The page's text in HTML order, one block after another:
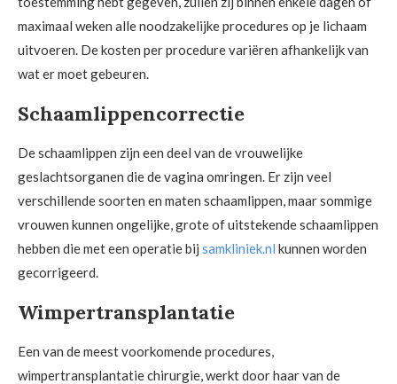
maximaal weken alle noodzakelijke procedures op je lichaam
uitvoeren. De kosten per procedure variëren afhankelijk van
wat er moet gebeuren.
Schaamlippencorrectie
De schaamlippen zijn een deel van de vrouwelijke
geslachtsorganen die de vagina omringen. Er zijn veel
verschillende soorten en maten schaamlippen, maar sommige
vrouwen kunnen ongelijke, grote of uitstekende schaamlippen
hebben die met een operatie bij samkliniek.nl kunnen worden
gecorrigeerd.
Wimpertransplantatie
Een van de meest voorkomende procedures,
wimpertransplantatie chirurgie, werkt door haar van de